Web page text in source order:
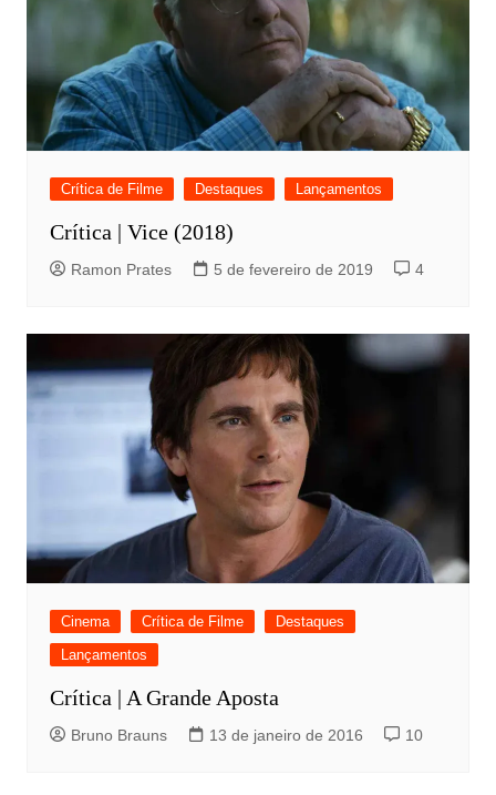
Crítica de Filme Destaques Lançamentos
Crítica | Vice (2018)
Ramon Prates 5 de fevereiro de 2019 4
Cinema Crítica de Filme
Destaques
Lançamentos
Crítica | A Grande Aposta
Bruno Brauns 13 de janeiro de 2016 10